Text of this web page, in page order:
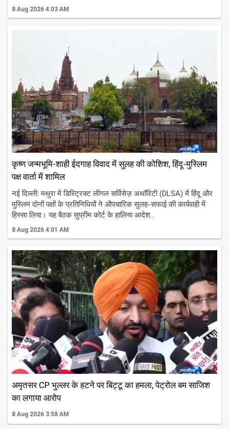
8 Aug 2026 4:03 AM
कृष्ण जन्मभूमि-शाही ईदगाह विवाद में सुलह की कोशिश, हिंदू-मुस्लिम
पक्ष वार्ता में शामिल
नई दिल्ली: मथुरा में डिस्ट्रिक्ट लीगल सर्विसेज़ अथॉरिटी (DLSA) में हिंदू और
मुस्लिम दोनों पक्षों के प्रतिनिधियों ने औपचारिक सुलह-सफाई की कार्यवाही में
हिस्सा लिया। यह बैठक सुप्रीम कोर्ट के हालिया आदेश...
8 Aug 2026 4:01 AM
अमृतसर CP भुल्लर के हटने पर बिट्टू का हमला, पेट्रोल बम साजिश
का लगाया आरोप
8 Aug 2026 3:58 AM